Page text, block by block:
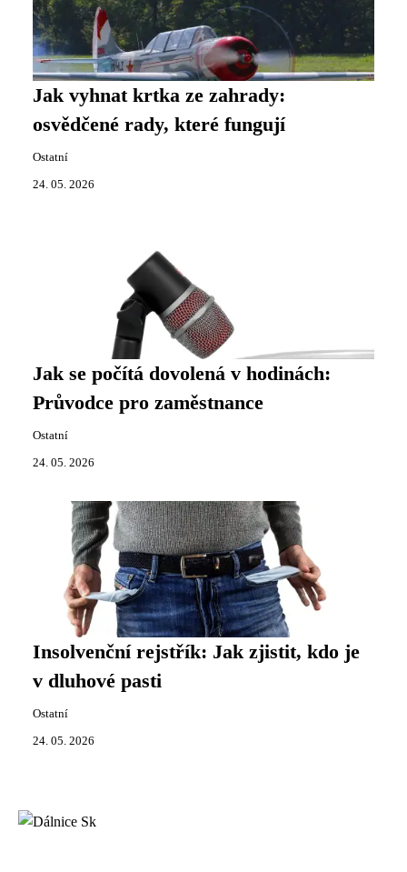
Jak vyhnat krtka ze zahrady:
osvědčené rady, které fungují
Ostatní
24. 05. 2026
Jak se počítá dovolená v hodinách:
Průvodce pro zaměstnance
Ostatní
24. 05. 2026
Insolvenční rejstřík: Jak zjistit, kdo je
v dluhové pasti
Ostatní
24. 05. 2026